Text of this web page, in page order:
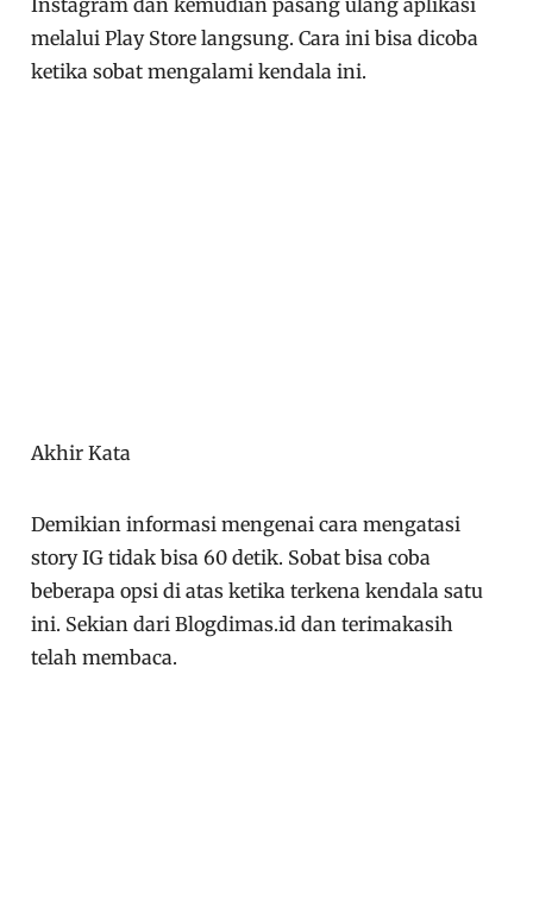
Instagram dan kemudian pasang ulang aplikasi
melalui Play Store langsung. Cara ini bisa dicoba
ketika sobat mengalami kendala ini.
Akhir Kata
Demikian informasi mengenai cara mengatasi
story IG tidak bisa 60 detik. Sobat bisa coba
beberapa opsi di atas ketika terkena kendala satu
ini. Sekian dari Blogdimas.id dan terimakasih
telah membaca.